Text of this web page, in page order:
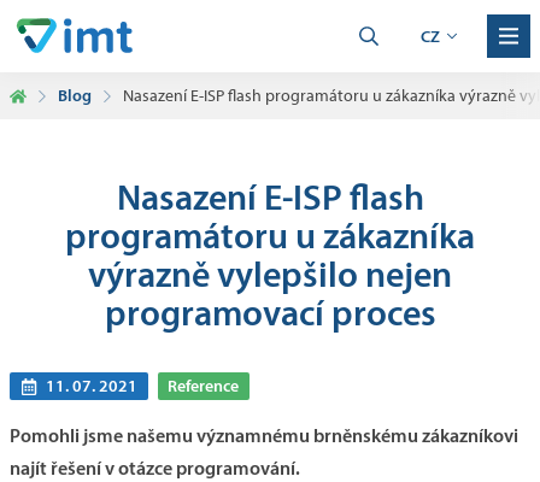
CZ
Blog Nasazení E-ISP flash programátoru u zákazníka výrazně
Nasazení E-ISP flash
programátoru u zákazníka
výrazně vylepšilo nejen
programovací proces
11. 07. 2021 Reference
Pomohli jsme našemu významnému brněnskému zákazníkovi
najít řešení v otázce programování.